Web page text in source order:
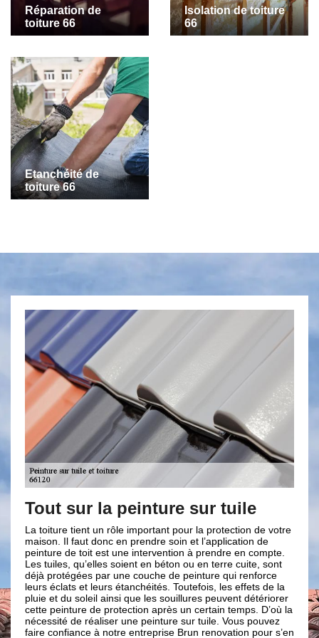
Réparation de
toiture 66
Isolation de toiture
66
Etanchéité de
toiture 66
sur la peinture sur tuile
tient un rôle important pour la protection de votre
Il faut donc en prendre soin et l’application de
de toit est une intervention à prendre en compte.
qu’elles soient en béton ou en terre cuite, sont
par une couche de peinture qui renforce
et leurs étanchéités. Toutefois, les effets de la
soleil ainsi que les souillures peuvent détériorer
de protection après un certain temps. D’où la
de réaliser une peinture sur tuile. Vous pouvez
à notre entreprise Brun renovation pour s’en
Faire
peinture
Une maison qui
plus pour la
sécurité. C’est
le 66120. Pour
l’autorité de
équipe, Brun
de peinture sur
Il vous suffit de